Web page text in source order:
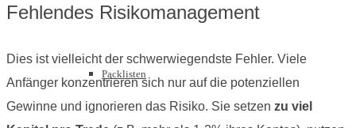
Packlisten
Fehlendes Risikomanagement
Dies ist vielleicht der schwerwiegendste Fehler. Viele
Anfänger konzentrieren sich nur auf die potenziellen
Gewinne und ignorieren das Risiko. Sie setzen zu viel